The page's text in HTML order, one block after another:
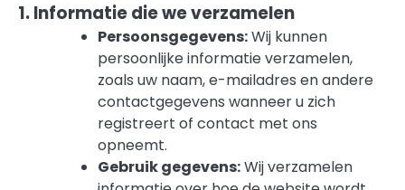
1. Informatie die we verzamelen
Persoonsgegevens:Wij kunnen
persoonlijke informatie verzamelen,
zoals uw naam, e-mailadres en andere
contactgegevens wanneer u zich
registreert of contact met ons
opneemt.
Gebruik gegevens:Wij verzamelen